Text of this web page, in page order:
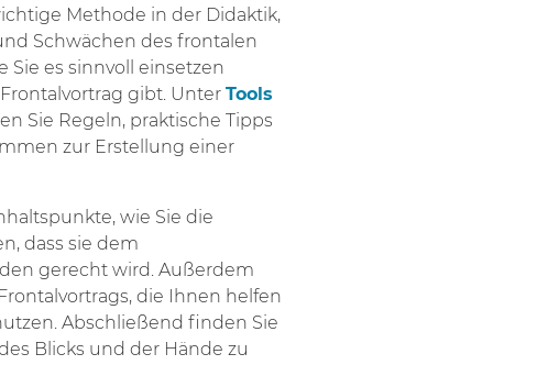
Methode in der Didaktik,
Schwächen des frontalen
Sie es sinnvoll einsetzen
gibt. Unter Tools
Sie Regeln, praktische Tipps
zur Erstellung einer
wie Sie die
dass sie dem
gerecht wird. Außerdem
die Ihnen helfen
Abschließend finden Sie
Blicks und der Hände zu